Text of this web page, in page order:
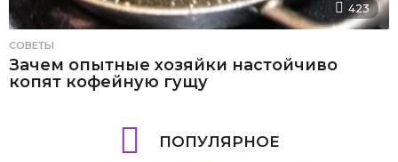
423
СОВЕТЫ
Зачем опытные хозяйки настойчиво
копят кофейную гущу
ПОПУЛЯРНОЕ